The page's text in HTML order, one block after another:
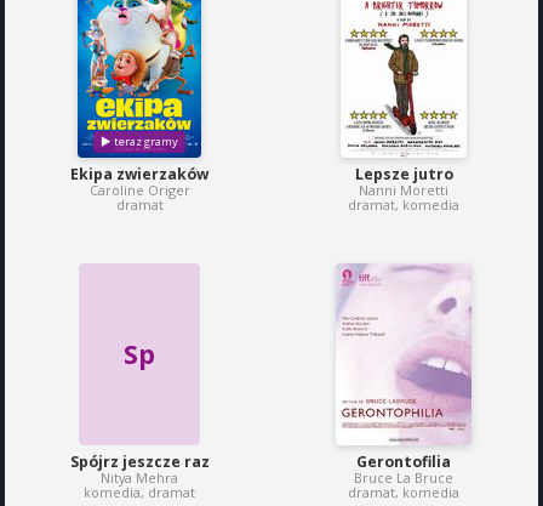
Ekipa zwierzaków
Caroline Origer
dramat
Lepsze jutro
Nanni Moretti
dramat, komedia
Sp
Spójrz jeszcze raz
Nitya Mehra
komedia, dramat
Gerontofilia
Bruce La Bruce
dramat, komedia